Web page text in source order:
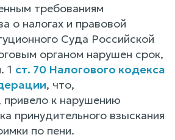
требованиям
о налогах и правовой
Суда Российской
органом нарушен срок,
1 ст. 70 Налогового кодекса
, что,
привело к нарушению
принудительного взыскания
по пени.